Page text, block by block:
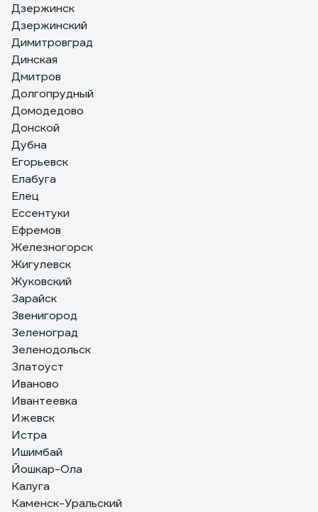
Дзержинск
Дзержинский
Димитровград
Динская
Дмитров
Долгопрудный
Домодедово
Донской
Дубна
Егорьевск
Елабуга
Елец
Ессентуки
Ефремов
Железногорск
Жигулевск
Жуковский
Зарайск
Звенигород
Зеленоград
Зеленодольск
Златоуст
Иваново
Ивантеевка
Ижевск
Истра
Ишимбай
Йошкар-Ола
Калуга
Каменск-Уральский